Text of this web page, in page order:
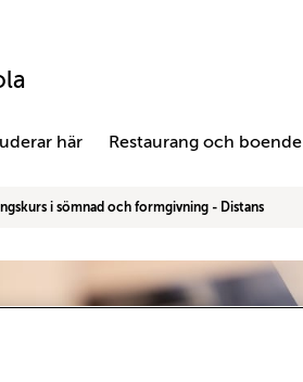
här Restaurang och boende
i sömnad och formgivning - Distans